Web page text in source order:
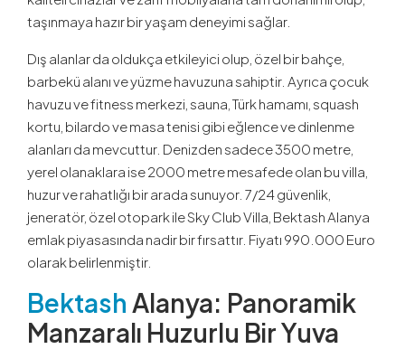
taşınmaya hazır bir yaşam deneyimi sağlar.
Dış alanlar da oldukça etkileyici olup, özel bir bahçe,
barbekü alanı ve yüzme havuzuna sahiptir. Ayrıca çocuk
havuzu ve fitness merkezi, sauna, Türk hamamı, squash
kortu, bilardo ve masa tenisi gibi eğlence ve dinlenme
alanları da mevcuttur. Denizden sadece 3500 metre,
yerel olanaklara ise 2000 metre mesafede olan bu villa,
huzur ve rahatlığı bir arada sunuyor. 7/24 güvenlik,
jeneratör, özel otopark ile Sky Club Villa, Bektash Alanya
emlak piyasasında nadir bir fırsattır. Fiyatı 990.000 Euro
olarak belirlenmiştir.
Bektash Alanya: Panoramik
Manzaralı Huzurlu Bir Yuva